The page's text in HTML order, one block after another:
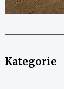
Kategorie